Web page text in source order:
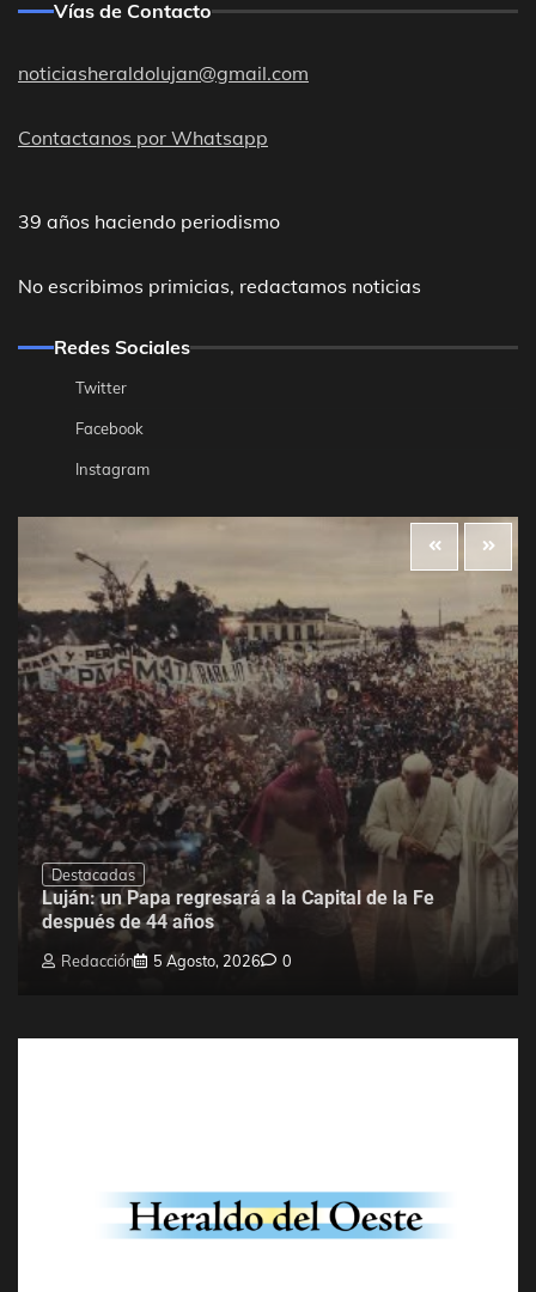
Vías de Contacto
noticiasheraldolujan@gmail.com
Contactanos por Whatsapp
39 años haciendo periodismo
No escribimos primicias, redactamos noticias
Redes Sociales
Twitter
Facebook
Instagram
Destacadas
Luján: un Papa regresará a la Capital de la Fe
después de 44 años
Redacción 5 Agosto, 2026 0